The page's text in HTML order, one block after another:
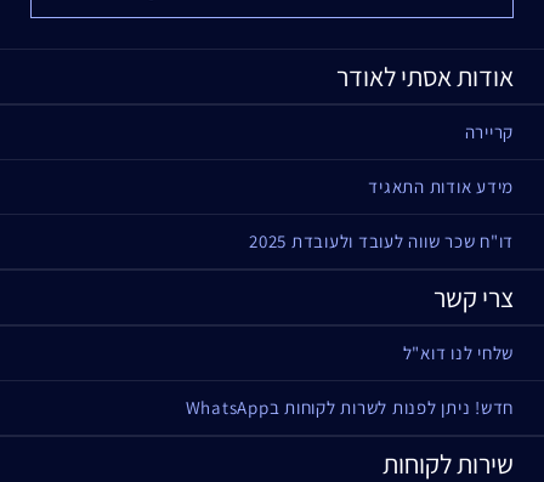
אודות אסתי לאודר
קריירה
מידע אודות התאגיד
דו"ח שכר שווה לעובד ולעובדת 2025
צרי קשר
שלחי לנו דוא"ל
חדש! ניתן לפנות לשרות לקוחות בWhatsApp
שירות לקוחות